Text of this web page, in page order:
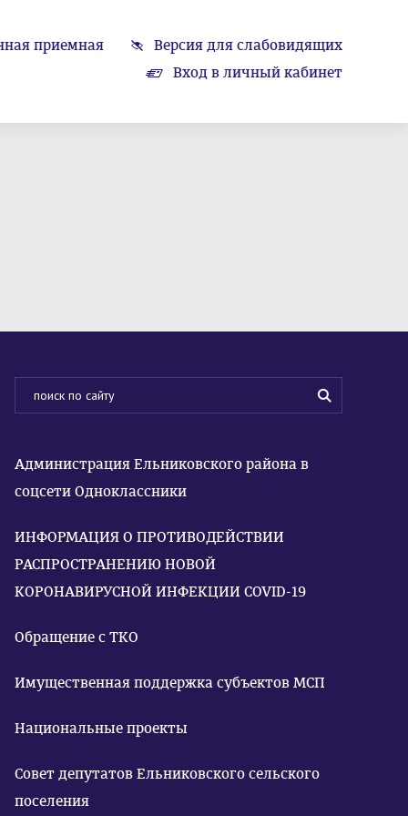
приемная
Версия для слабовидящих
Вход в личный кабинет
Администрация Ельниковского района в
соцсети Одноклассники
ИНФОРМАЦИЯ О ПРОТИВОДЕЙСТВИИ
РАСПРОСТРАНЕНИЮ НОВОЙ
КОРОНАВИРУСНОЙ ИНФЕКЦИИ COVID-19
Обращение с ТКО
Имущественная поддержка субъектов МСП
Национальные проекты
Совет депутатов Ельниковского сельского
поселения